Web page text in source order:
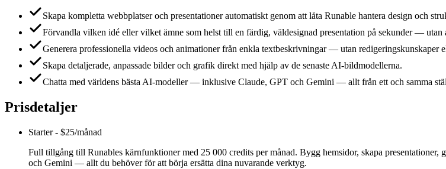
Skapa kompletta webbplatser och presentationer automatiskt genom att låta Runable hantera design och
Förvandla vilken idé eller vilket ämne som helst till en färdig, väldesignad presentation på sekunder — utan
Generera professionella videos och animationer från enkla textbeskrivningar — utan redigeringskunskaper
Skapa detaljerade, anpassade bilder och grafik direkt med hjälp av de senaste AI-bildmodellerna.
Chatta med världens bästa AI-modeller — inklusive Claude, GPT och Gemini — allt från ett och samma
Prisdetaljer
Starter- $25/månad
Full tillgång till Runables kärnfunktioner med 25 000 credits per månad. Bygg hemsidor, skapa
och Gemini — allt du behöver för att börja ersätta dina nuvarande verktyg.